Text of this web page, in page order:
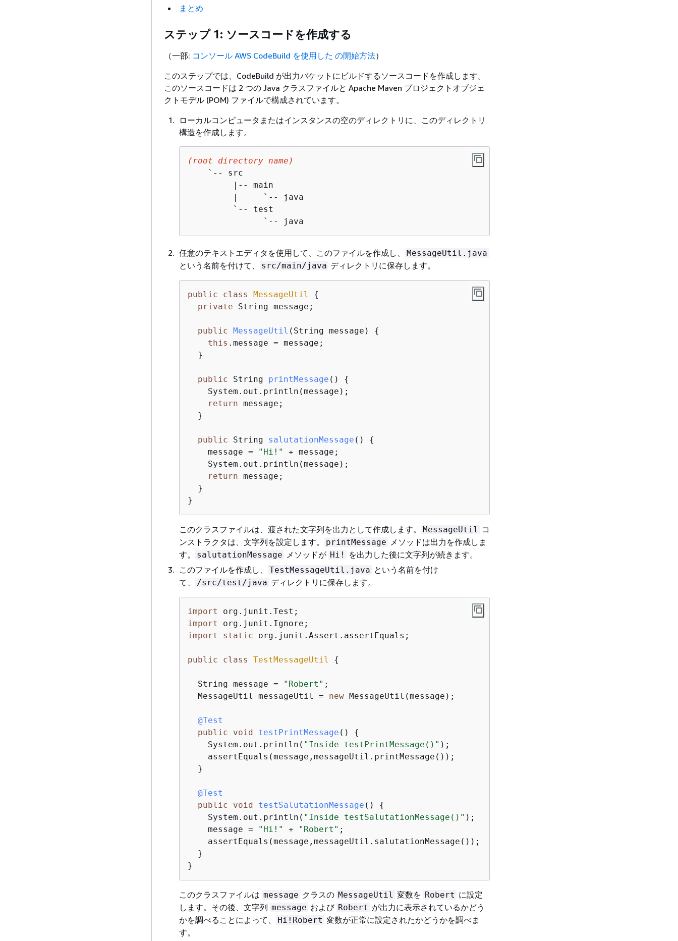
まとめ
ステップ 1: ソースコードを作成する
（一部: コンソール AWS CodeBuild を使用した の開始方法）
このステップでは、CodeBuild が出力バケットにビルドするソースコードを作成します。
このソースコードは 2 つの Java クラスファイルと Apache Maven プロジェクトオブジェ
クトモデル (POM) ファイルで構成されています。
ローカルコンピュータまたはインスタンスの空のディレクトリに、このディレクトリ
構造を作成します。
(root directory name)
    `-- src
         |-- main
         |     `-- java
         `-- test
               `-- java
任意のテキストエディタを使用して、このファイルを作成し、 MessageUtil.java
という名前を付けて、 src/main/java ディレクトリに保存します。
public class MessageUtil
{
private String message;
public MessageUtil (String message)
{
this .message = message;
  }
public String printMessage ()
{
    System.out.println(message);
return message;
  }
public String salutationMessage ()
{
    message =
"Hi!"
+ message;
    System.out.println(message);
return message;
  }
}
このクラスファイルは、渡された文字列を出力として作成します。 MessageUtil
コ
ンストラクタは、文字列を設定します。
printMessage
メソッドは出力を作成しま
す。
salutationMessage メソッドが Hi!
を出力した後に文字列が続きます。
このファイルを作成し、
TestMessageUtil.java という名前を付け
て、
/src/test/java ディレクトリに保存します。
import
import
import
static org.junit.Assert.assertEquals;
public class TestMessageUtil {
  String message =
"Robert" ;
  MessageUtil messageUtil =
new MessageUtil(message);
@Test
public
void testPrintMessage ()
{
    System.out.println(
"Inside testPrintMessage()" );
    assertEquals(message,messageUtil.printMessage());
  }
@Test
public
void testSalutationMessage ()
{
    System.out.println(
"Inside testSalutationMessage()" );
    message =
"Hi!" + "Robert" ;
    assertEquals(message,messageUtil.salutationMessage());
  }
}
このクラスファイルは message クラスの MessageUtil 変数を Robert に設定
します。その後、文字列 message および Robert が出力に表示されているかどう
かを調べることによって、
Hi!Robert 変数が正常に設定されたかどうかを調べま
す。